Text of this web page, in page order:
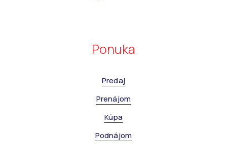
Ponuka
Predaj
Prenájom
Kúpa
Podnájom